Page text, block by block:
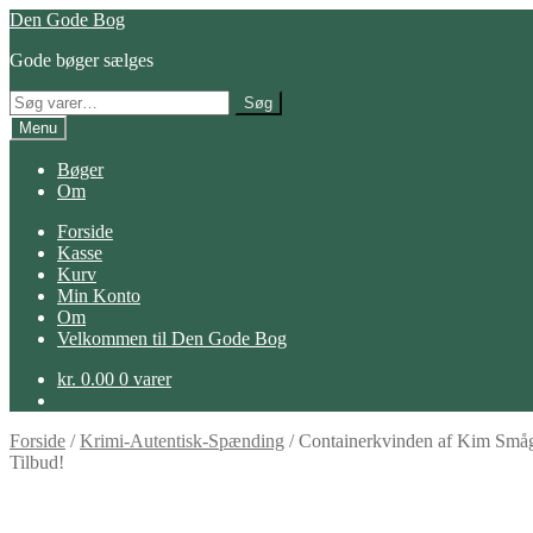
Spring
navigation
Spring
indhold
Den Gode Bog
Gode bøger sælges
Søg
efter:
Søg
Menu
Bøger
Om
Forside
Kasse
Kurv
Min Konto
Om
Velkommen til Den Gode Bog
kr. 0.00 0 varer
Forside /Krimi-Autentisk-Spænding /Containerkvinden af Kim
Tilbud!